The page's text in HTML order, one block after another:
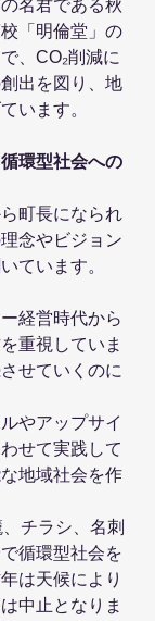
名君である秋
「明倫堂」の
、CO₂削減に
出を図り、地
います。
環型社会への
町長になられ
念やビジョン
ています。
経営時代から
重視していま
せていくのに
やアップサイ
せて実践して
地域社会を作
チラシ、名刺
循環型社会を
は天候により
中止となりま